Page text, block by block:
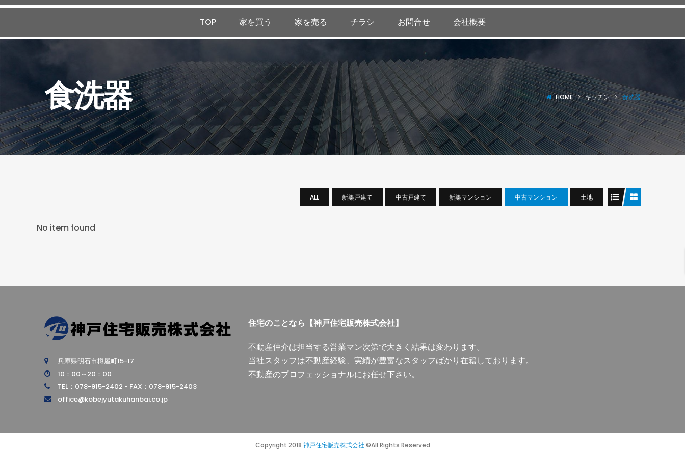
TOP 家を買う 家を売る チラシ お問合せ 会社概要
食洗器 HOME キッチン 食洗器
ALL 新築戸建て 中古戸建て 新築マンション 中古マンション 土地
No item found
兵庫県明石市樽屋町15-17
10：00～20：00
TEL：078-915-2402 - FAX：078-915-2403
office@kobejyutakuhanbai.co.jp
住宅のことなら【神戸住宅販売株式会社】
不動産仲介は担当する営業マン次第で大きく結果は変わります。
当社スタッフは不動産経験、実績が豊富なスタッフばかり在籍しております。
不動産のプロフェッショナルにお任せ下さい。
Copyright 2018 神戸住宅販売株式会社 ©All Rights Reserved